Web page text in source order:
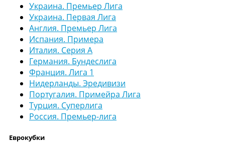
Украина. Премьер Лига
Украина. Первая Лига
Англия. Премьер Лига
Испания. Примера
Италия. Серия А
Германия. Бундеслига
Франция. Лига 1
Нидерланды. Эредивизи
Португалия. Примейра Лига
Турция. Суперлига
Россия. Премьер-лига
Еврокубки